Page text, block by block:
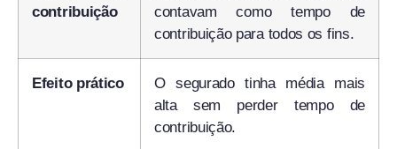
contribuição
contavam como tempo de
contribuição para todos os fins.
Efeito prático
O segurado tinha média mais
alta sem perder tempo de
contribuição.